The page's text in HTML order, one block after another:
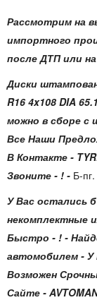
Рассмотрим на
импортного
после ДТП или
Диски
R16 4x108 DIA
можно в сборе с
Все Наши
В Контакте -
Звоните - ! - Б-пг.
У Вас остались
некомплектные
Быстро - ! -
автомобилем -
Возможен
Сайте -